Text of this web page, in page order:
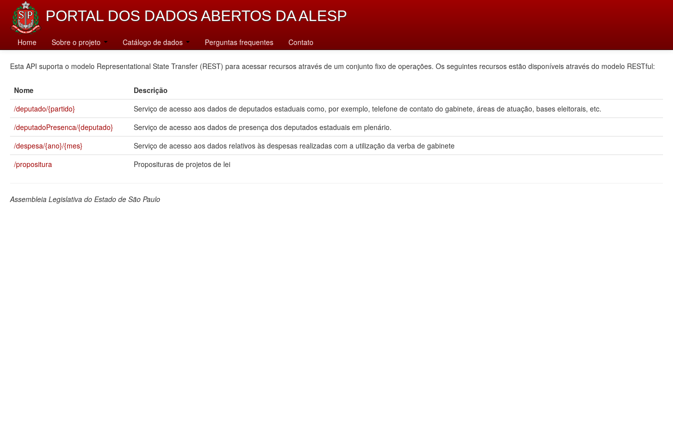
PORTAL DOS DADOS ABERTOS DA ALESP
Home Sobre o projeto Catálogo de dados Perguntas frequentes Contato
Catálogo
Esta API suporta o modelo Representational State Transfer (REST) para acessar recursos através de um conjunto fixo de operações. Os seguintes recursos estão disponíveis através do modelo RESTful:
Nome
Descrição
/deputado/{partido}
Serviço de acesso aos dados de deputados estaduais como, por exemplo, telefone de contato do gabinete, áreas de atuação, bases eleitorais, etc.
/deputadoPresenca/{deputado}
Serviço de acesso aos dados de presença dos deputados estaduais em plenário.
/despesa/{ano}/{mes}
Serviço de acesso aos dados relativos às despesas realizadas com a utilização da verba de gabinete
/propositura
Proposituras de projetos de lei
Assembleia Legislativa do Estado de São Paulo